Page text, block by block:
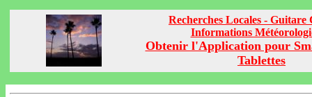
Recherches Locales - Guitare
Informations
Obtenir l'Application pour
Tablettes